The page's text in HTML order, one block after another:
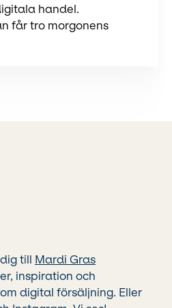
handel.
får tro morgonens
till Mardi Gras
inspiration och
digital försäljning. Eller